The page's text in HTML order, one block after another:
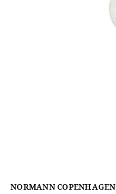
NORMANN COPENHAGEN